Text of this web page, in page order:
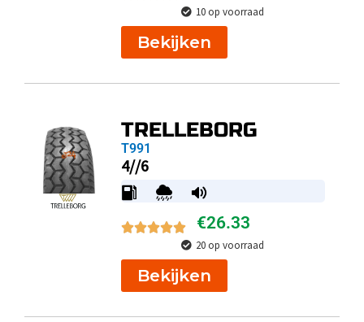
10 op voorraad
Bekijken
TRELLEBORG
T991
4//6
€26.33
20 op voorraad
Bekijken